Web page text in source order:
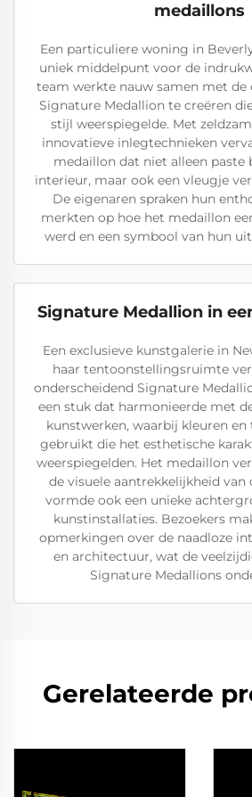
medaillons
Een particuliere woning in
uniek middelpunt voor de
team werkte nauw samen met de
Signature Medallion te creëren
stijl weerspiegelde. Met
innovatieve inlegtechnieken
medaillon dat niet alleen paste
interieur, maar ook een vleugje
De eigenaren spraken hun
merkten op hoe het medaillon
werd en een symbool van hun
Signature Medallion in
Een exclusieve kunstgalerie in
haar tentoonstellingsruimte
onderscheidend Signature
een stuk dat harmonieerde met
kunstwerken, waarbij kleuren
gebruikt die het esthetische
weerspiegelden. Het medaillon
de visuele aantrekkelijkheid van
vormde ook een unieke
kunstinstallaties. Bezoekers
opmerkingen over de naadloze
en architectuur, wat de
Signature Medallions
Gerelateerde